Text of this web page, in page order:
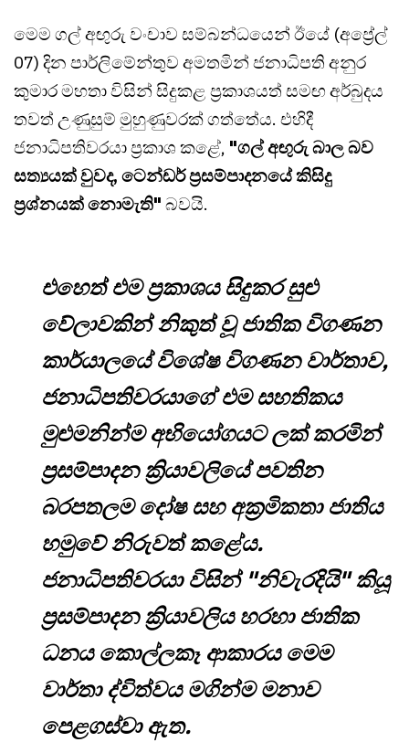
මෙම ගල් අඟුරු වංචාව සම්බන්ධයෙන් ඊයේ (අප්‍රේල්
07) දින පාර්ලිමේන්තුව අමතමින් ජනාධිපති අනුර
කුමාර මහතා විසින් සිදුකළ ප්‍රකාශයත් සමඟ අර්බුදය
තවත් උණුසුම් මුහුණුවරක් ගත්තේය. එහිදී
ජනාධිපතිවරයා ප්‍රකාශ කළේ, "ගල් අඟුරු බාල බව
සත්‍යයක් වුවද, ටෙන්ඩර් ප්‍රසම්පාදනයේ කිසිදු
ප්‍රශ්නයක් නොමැති" බවයි.
එහෙත් එම ප්‍රකාශය සිදුකර සුළු
වේලාවකින් නිකුත් වූ ජාතික විගණන
කාර්යාලයේ විශේෂ විගණන වාර්තාව,
ජනාධිපතිවරයාගේ එම සහතිකය
මුළුමනින්ම අභියෝගයට ලක් කරමින්
ප්‍රසම්පාදන ක්‍රියාවලියේ පවතින
බරපතලම දෝෂ සහ අක්‍රමිකතා ජාතිය
හමුවේ නිරුවත් කළේය.
ජනාධිපතිවරයා විසින් "නිවැරදියි" කියූ
ප්‍රසම්පාදන ක්‍රියාවලිය හරහා ජාතික
ධනය කොල්ලකෑ ආකාරය මෙම
වාර්තා ද්විත්වය මගින්ම මනාව
පෙළගස්වා ඇත.